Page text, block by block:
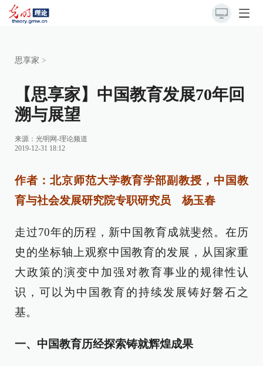
思享家 >
【思享家】中国教育发展70年回
溯与展望
来源： 光明网-理论频道
2019-12-31 18:12
作者：北京师范大学教育学部副教授，中国教
育与社会发展研究院专职研究员 杨玉春
走过70年的历程，新中国教育成就斐然。在历
史的坐标轴上观察中国教育的发展，从国家重
大政策的演变中加强对教育事业的规律性认
识，可以为中国教育的持续发展铸好磐石之
基。
一、中国教育历经探索铸就辉煌成果